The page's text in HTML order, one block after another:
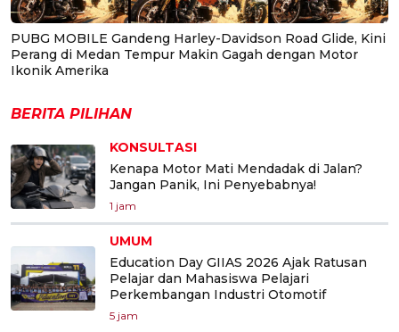
PUBG MOBILE Gandeng Harley-Davidson Road Glide, Kini
Perang di Medan Tempur Makin Gagah dengan Motor
Ikonik Amerika
BERITA PILIHAN
KONSULTASI
Kenapa Motor Mati Mendadak di Jalan?
Jangan Panik, Ini Penyebabnya!
1 jam
UMUM
Education Day GIIAS 2026 Ajak Ratusan
Pelajar dan Mahasiswa Pelajari
Perkembangan Industri Otomotif
5 jam